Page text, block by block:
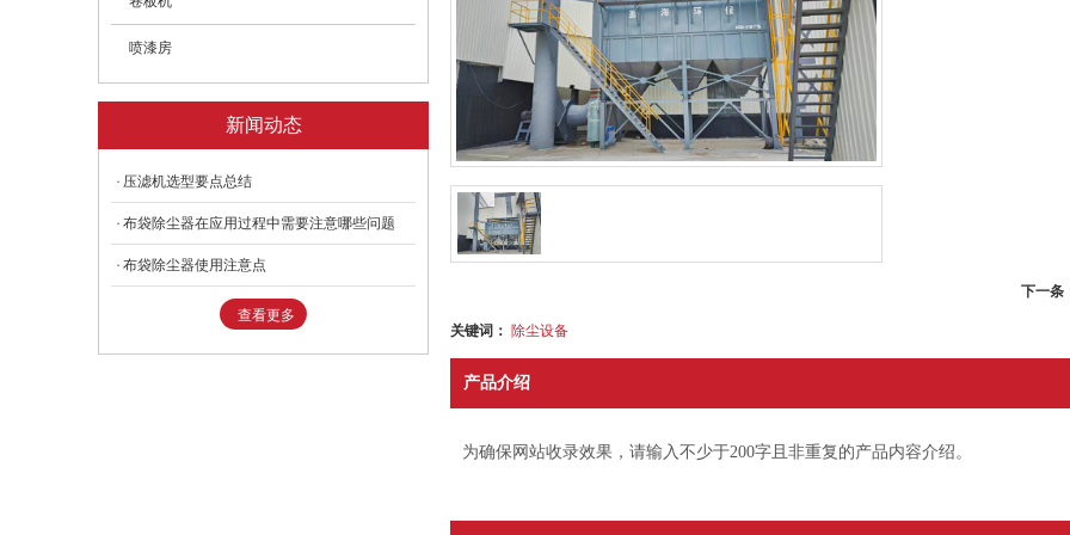
下一条
关键词： 除尘设备
产品介绍
为确保网站收录效果，请输入不少于200字且非重复的产品内容介绍。
喷漆房
新闻动态
压滤机选型要点总结
布袋除尘器在应用过程中需要注意哪些问题
布袋除尘器使用注意点
查看更多